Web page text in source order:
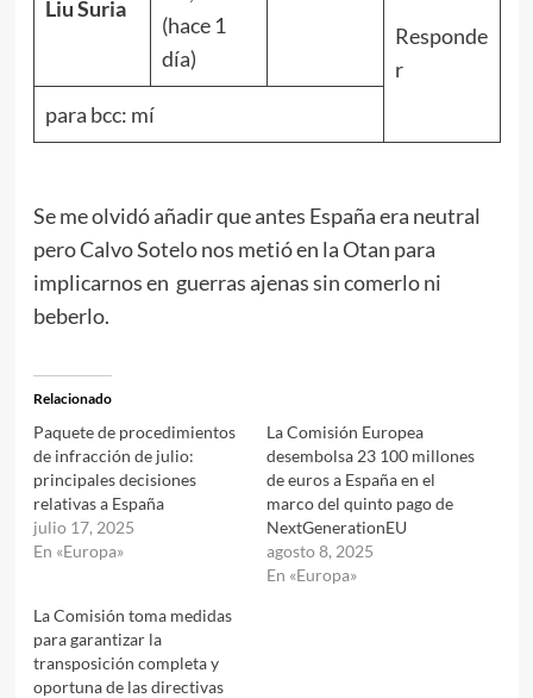
Liu Suria
(hace 1
día)
Responde
r
para bcc: mí
Se me olvidó añadir que antes España era neutral
pero Calvo Sotelo nos metió en la Otan para
implicarnos en guerras ajenas sin comerlo ni
beberlo.
Relacionado
Paquete de procedimientos
de infracción de julio:
principales decisiones
relativas a España
julio 17, 2025
En «Europa»
La Comisión Europea
desembolsa 23 100 millones
de euros a España en el
marco del quinto pago de
NextGenerationEU
agosto 8, 2025
En «Europa»
La Comisión toma medidas
para garantizar la
transposición completa y
oportuna de las directivas